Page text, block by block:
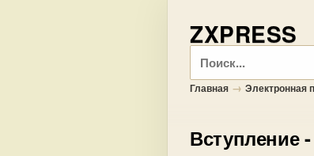
ZXPRESS
Поиск
Главная → Электронная
Вступление-